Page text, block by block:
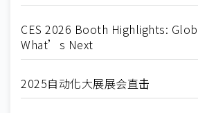
CES 2026 Booth Highlights:
What’s Next
2025自动化大展展会直击